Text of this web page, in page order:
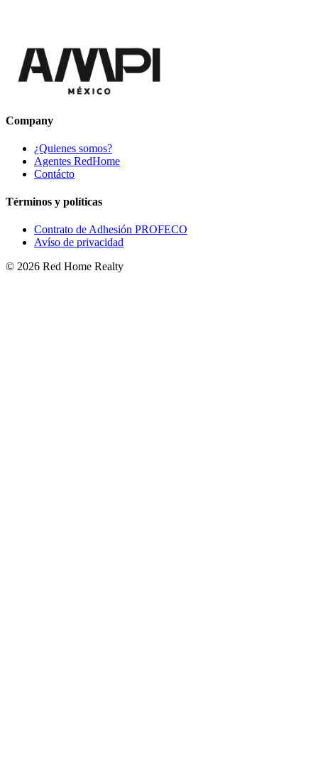
Company
¿Quienes somos?
Agentes RedHome
Contácto
Términos y políticas
Contrato de Adhesión PROFECO
Avíso de privacidad
© 2026 Red Home Realty